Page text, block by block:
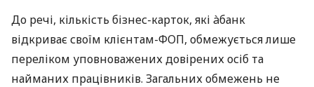
До речі, кількість бізнес-карток, які àбанк
відкриває своїм клієнтам-ФОП, обмежується лише
переліком уповноважених довірених осіб та
найманих працівників. Загальних обмежень не